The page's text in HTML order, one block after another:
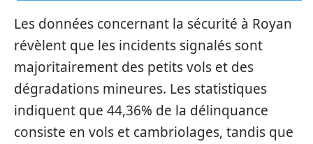
Les données concernant la sécurité à Royan
révèlent que les incidents signalés sont
majoritairement des petits vols et des
dégradations mineures. Les statistiques
indiquent que 44,36% de la délinquance
consiste en vols et cambriolages, tandis que